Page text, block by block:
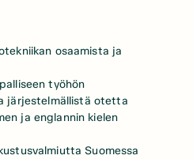
osaamista ja
työhön
järjestelmällistä otetta
ja englannin kielen
Suomessa